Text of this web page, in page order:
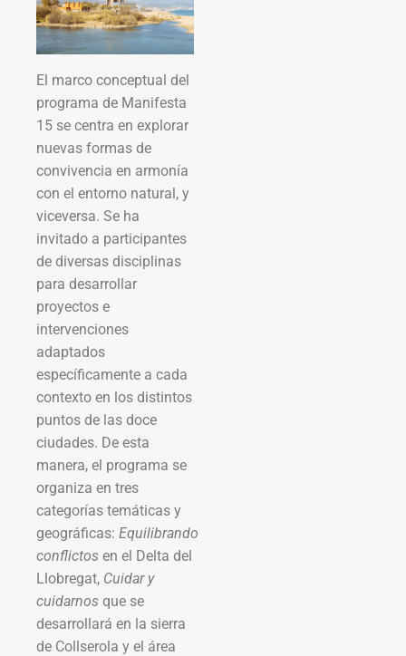
El marco conceptual del
programa de Manifesta
15 se centra en explorar
nuevas formas de
convivencia en armonía
con el entorno natural, y
viceversa. Se ha
invitado a participantes
de diversas disciplinas
para desarrollar
proyectos e
intervenciones
adaptados
específicamente a cada
contexto en los distintos
puntos de las doce
ciudades. De esta
manera, el programa se
organiza en tres
categorías temáticas y
geográficas: Equilibrando
conflictos en el Delta del
Llobregat, Cuidar y
cuidarnos que se
desarrollará en la sierra
de Collserola y el área